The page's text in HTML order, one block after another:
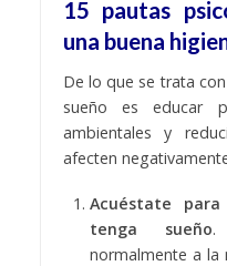
15 pautas
una buena
De lo que se trata
sueño es educar
ambientales y
afecten
Acuéstate
tenga sueño.
normalmente a la